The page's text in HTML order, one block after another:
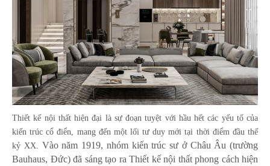
Thiết kế nội thất hiện đại là sự đoạn tuyệt với hầu hết các yếu tố của
kiến trúc cổ điển, mang đến một lối tư duy mới tại thời điểm đầu thế
kỷ XX. Vào năm 1919, nhóm kiến trúc sư ở Châu Âu (trường
Bauhaus, Đức) đã sáng tạo ra Thiết kế nội thất phong cách hiện